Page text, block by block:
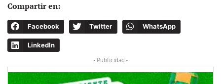
Compartir en:
Facebook Twitter WhatsApp
LinkedIn
- Publicidad -